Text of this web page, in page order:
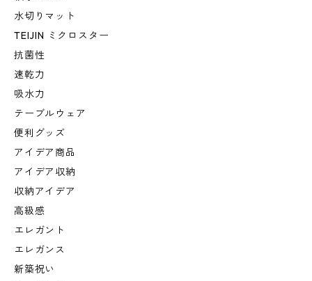
水切りマット
TEIJIN ミクロスター
抗菌性
速乾力
吸水力
テーブルウェア
便利グッズ
アイデア商品
アイデア収納
収納アイデア
高級感
エレガント
エレガンス
新築祝い